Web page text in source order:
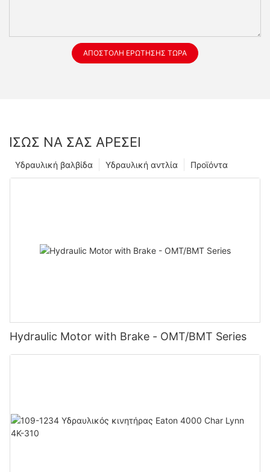
ΑΠΟΣΤΟΛΉ ΕΡΏΤΗΣΗΣ ΤΏΡΑ
ΊΣΩΣ ΝΑ ΣΑΣ ΑΡΈΣΕΙ
Προϊόντα
Υδραυλική αντλία
Υδραυλική βαλβίδα
Hydraulic Motor with Brake - OMT/BMT Series